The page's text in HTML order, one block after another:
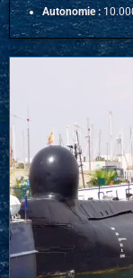
Autonomie :